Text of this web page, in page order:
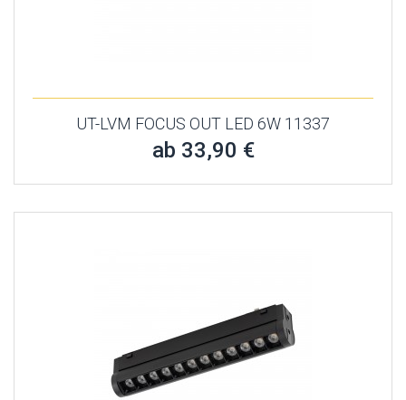
UT-LVM FOCUS OUT LED 6W 11337
ab 33,90 €